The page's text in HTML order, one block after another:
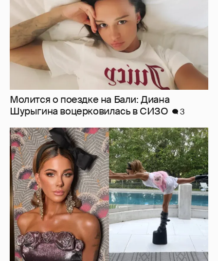
Ботинки на высокой платформе и
крашеный кот-компаньон: 53-летняя Кейт
Бекинсейл показала, как занимается
йогой
12